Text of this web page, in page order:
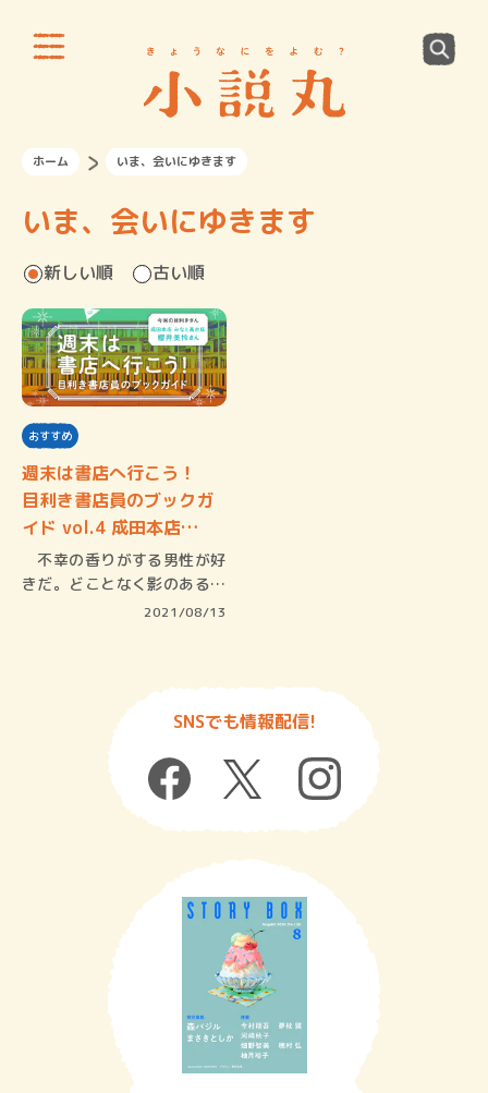
ホーム いま、会いにゆきます
いま、会いにゆきます
新しい順 古い順
おすすめ
週末は書店へ行こう！
目利き書店員のブックガ
イド vol.4 成田本店…
不幸の香りがする男性が好
きだ。どことなく影のある人
2021/08/13
SNSでも情報配信!